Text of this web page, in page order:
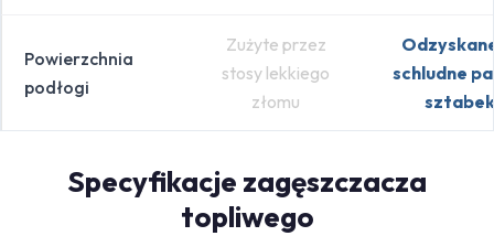
Powierzchnia
podłogi
Zużyte przez
stosy lekkiego
złomu
schludne
sztabek
Specyfikacje zagęszczacza
topliwego